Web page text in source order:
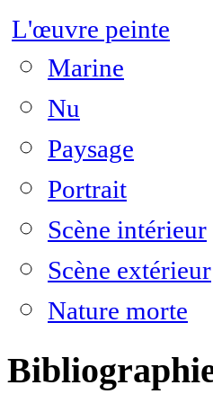
L'œuvre peinte
Marine
Nu
Paysage
Portrait
Scène intérieur
Scène extérieur
Nature morte